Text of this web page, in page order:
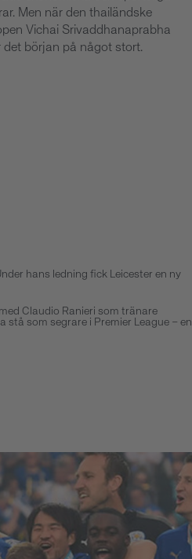
Men när den thailändske
Vichai Srivaddhanaprabha
det början på något stort.
hans ledning fick Leicester en ny
Claudio Ranieri som tränare
som segrare i Premier League – en